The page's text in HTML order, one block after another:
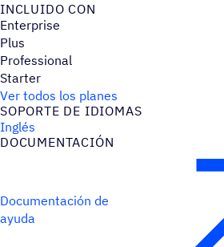
INCLUIDO CON
Enterprise
Plus
Professional
Starter
Ver todos los planes
SOPORTE DE IDIOMAS
Inglés
DOCU­MEN­TA­CIÓN
Documentación de
ayuda